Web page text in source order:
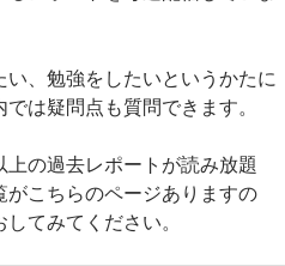
、勉強をしたいというかたに
は疑問点も質問できます。
の過去レポートが読み放題
こちらのページありますの
てみてください。